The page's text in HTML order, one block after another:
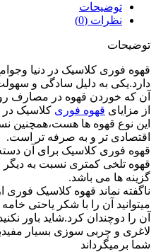
توضیحات
نظرات (0)
توضیحات
قهوه فوری کلاسیک در دنیا
دارد.یکی به دلیل سادگی و
آن که خوردن قهوه در مصارف
از مزایای قهوه فوری کلاسیک
این نوع قهوه ها هست،همچنین
اقتصادی تر و به صرفه تر است.
قهوه فوری کلاسیک برای آن
قهوه تلخی کمتری نسبت به دیگر
گزینه ها می باشد.
ناگفته نماند قهوه کلاسیک
میتوانید آن را با شکر یاحتی
آن را دوچندان کرد.شاید باور
لاغری و چربی سوزی بسیار
شما برمیگرداند